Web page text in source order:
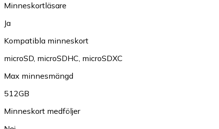
Minneskortläsare
Ja
Kompatibla minneskort
microSD, microSDHC, microSDXC
Max minnesmängd
512GB
Minneskort medföljer